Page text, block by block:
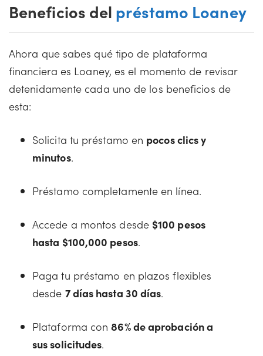
Beneficios del préstamo Loaney
Ahora que sabes qué tipo de plataforma
financiera es Loaney, es el momento de revisar
detenidamente cada uno de los beneficios de
esta:
Solicita tu préstamo en pocos clics y
minutos.
Préstamo completamente en línea.
Accede a montos desde $100 pesos
hasta $100,000 pesos.
Paga tu préstamo en plazos flexibles
desde 7 días hasta 30 días.
Plataforma con86% de aprobación a
sus solicitudes.